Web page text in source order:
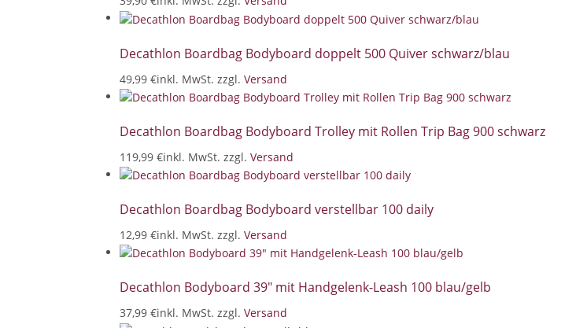
Decathlon Boardbag Bodyboard doppelt 500 Quiver schwarz/blau
49,99 €inkl. MwSt. zzgl. Versand
Decathlon Boardbag Bodyboard Trolley mit Rollen Trip Bag 900 schwarz
119,99 €inkl. MwSt. zzgl. Versand
Decathlon Boardbag Bodyboard verstellbar 100 daily
12,99 €inkl. MwSt. zzgl. Versand
Decathlon Bodyboard 39" mit Handgelenk-Leash 100 blau/gelb
37,99 €inkl. MwSt. zzgl. Versand